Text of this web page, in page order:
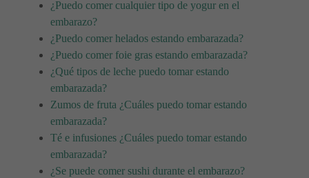
¿Puedo comer cualquier tipo de yogur en el
embarazo?
¿Puedo comer helados estando embarazada?
¿Puedo comer foie gras estando embarazada?
¿Qué tipos de leche puedo tomar estando
embarazada?
Zumos de fruta ¿Cuáles puedo tomar estando
embarazada?
Té e infusiones ¿Cuáles puedo tomar estando
embarazada?
¿Se puede comer sushi durante el embarazo?